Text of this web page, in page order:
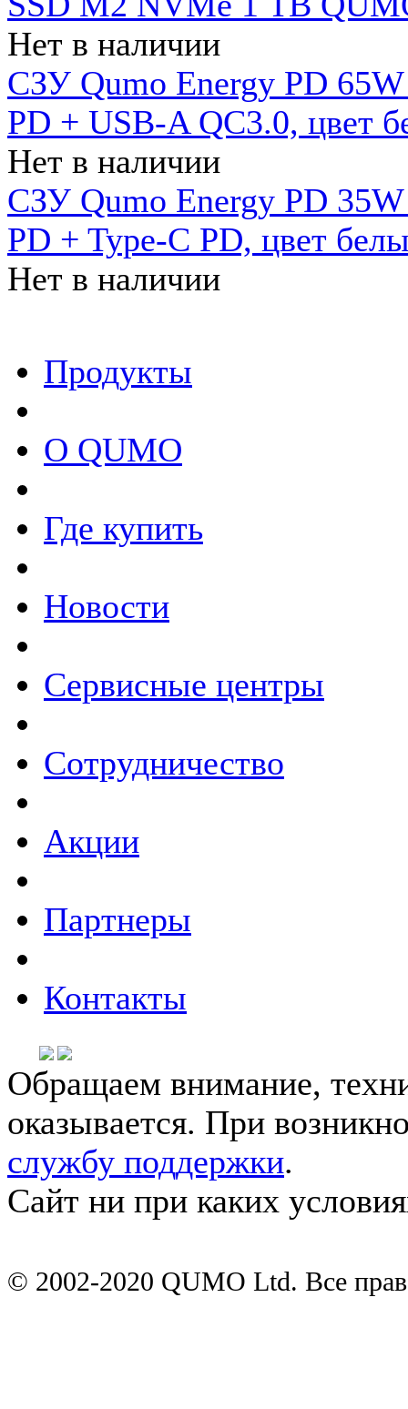
Нет в наличии
СЗУ Qumo Energy PD
PD + USB-A QC3.0, цвет
Нет в наличии
СЗУ Qumo Energy PD
PD + Type-C PD, цвет
Нет в наличии
Продукты
О QUMO
Где купить
Новости
Сервисные центры
Сотрудничество
Акции
Партнеры
Контакты
Обращаем внимание,
оказывается. При
службу поддержки.
Сайт ни при каких
© 2002-2020 QUMO Ltd. Все